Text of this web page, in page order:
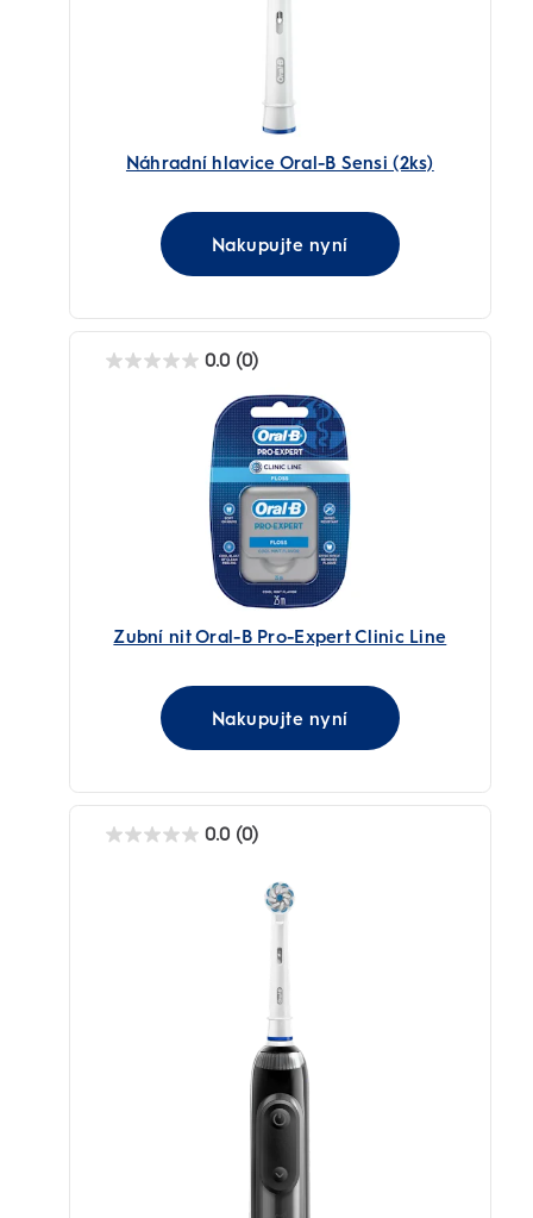
Náhradní hlavice Oral-B Sensi (2ks)
Nakupujte nyní
0.0 (0)
0.0
Zubní nit Oral-B Pro-Expert Clinic Line
Nakupujte nyní
0.0 (0)
0.0